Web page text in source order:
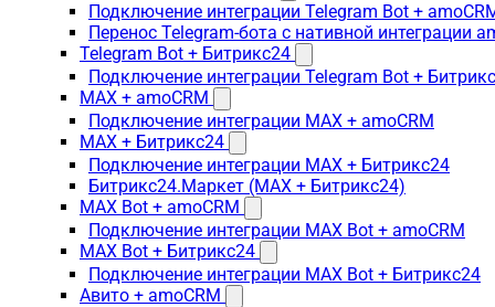
Подключение интеграции Telegram Bot +
Перенос Telegram-бота с нативной интеграции
Telegram Bot + Битрикс24
Подключение интеграции Telegram Bot +
MAX + amoCRM
Подключение интеграции MAX + amoCRM
MAX + Битрикс24
Подключение интеграции MAX + Битрикс24
Битрикс24.Маркет (MAX + Битрикс24)
MAX Bot + amoCRM
Подключение интеграции MAX Bot + amoCRM
MAX Bot + Битрикс24
Подключение интеграции MAX Bot + Битрикс24
Авито + amoCRM